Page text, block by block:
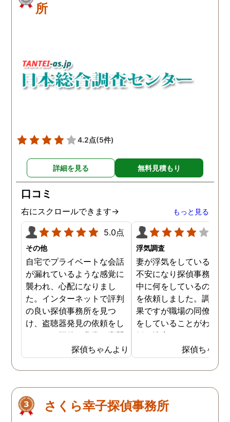
所
4.2点(5件)
詳細を見る 無料見積もり
口コミ
右にスクロールできます→ もっと見る
5.0点
その他
自宅でプライベートな会話
が漏れているような感覚に
襲われ、心配になりまし
た。インターネットで評判
の良い探偵事務所を見つ
け、盗聴器発見の依頼をし
ました。探偵は非常に専門
的な態度で、家の隅々まで
丁寧に調査してくれまし
た。調査は約3時間ほどで
見つかりませんでしたが、
そのプロセスと説明が非常
探偵ちゃんより
浮気調査
妻が浮気をしていると思
不安になり探偵事務所に
中に何をしているのか調
を依頼しました。調査の
果ですが職場の同僚と浮
をしていることがわかり
婚を決意しました。浮気
現場の写真を妻に突き付
たところ事実を認めたの
離婚するための証拠集め
探偵ちゃん
さくら幸子探偵事務所